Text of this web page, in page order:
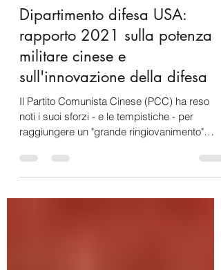
17 feb 2022
Tempo di lettura: 8 min
Dipartimento difesa USA:
rapporto 2021 sulla potenza
militare cinese e
sull'innovazione della difesa
Il Partito Comunista Cinese (PCC) ha reso
raggiungere un "grande ringiovanimento"
della Cina...